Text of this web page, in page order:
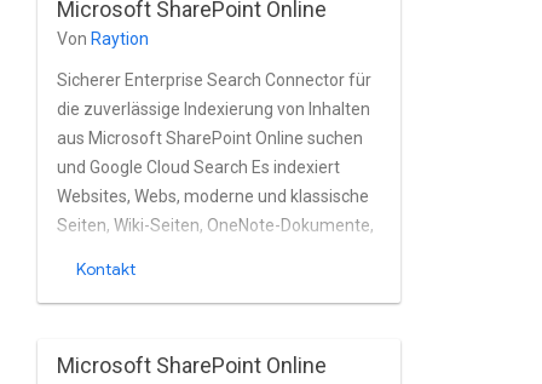
Microsoft SharePoint Online
Von Raytion
Sicherer Enterprise Search Connector für
die zuverlässige Indexierung von Inhalten
aus Microsoft SharePoint Online suchen
und Google Cloud Search Es indexiert
Websites, Webs, moderne und klassische
Seiten, Wiki-Seiten, OneNote-Dokumente,
vollständig vom Connector unterstützt.
Kontakt
Microsoft SharePoint Online